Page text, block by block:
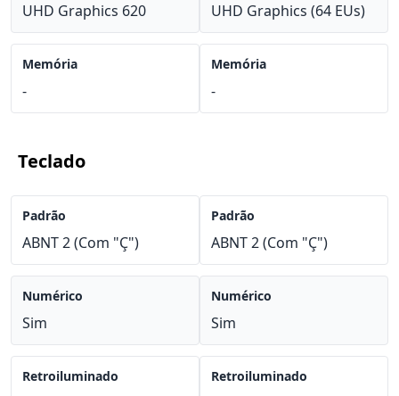
UHD Graphics 620
Memória
-
UHD Graphics (64 EUs)
Memória
-
Teclado
Padrão
ABNT 2 (Com "Ç")
Numérico
Sim
Retroiluminado
Padrão
ABNT 2 (Com "Ç")
Numérico
Sim
Retroiluminado